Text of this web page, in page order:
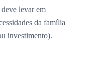
levar em
da família
investimento).